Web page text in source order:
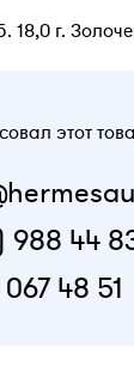
г.
этот
988 44
48 51